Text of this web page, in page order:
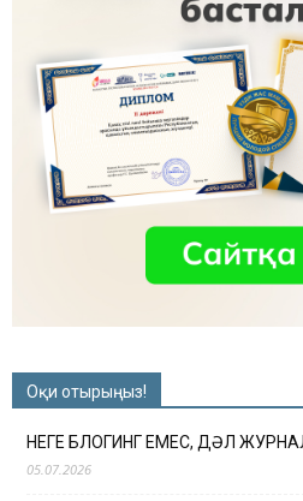
Оқи отырыңыз!
НЕГЕ БЛОГИНГ ЕМЕС, ДӘЛ
05.07.2026